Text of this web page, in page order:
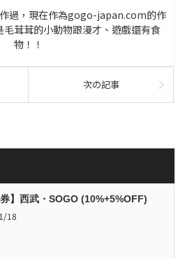
過，現在作為gogo-japan.com的作
茸茸的小動物跟漫才、遊戲還有食
物！！
次の記事
券】西武・SOGO (10%+5%OFF)
18